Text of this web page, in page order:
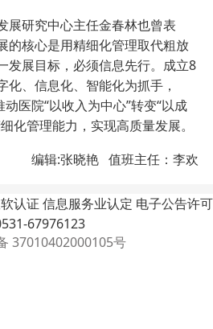
研究中心主任金春林也曾表
的核心是用精细化管理取代粗放
发展目标，必须信息先行。成立8
化、信息化、智能化为抓手，
医院“以收入为中心”转变“以成
化管理能力，实现高质量发展。
编辑:张晓艳 值班主任：李欢
认证 信息服务业认定 电子公告许可
67976123
37010402000105号